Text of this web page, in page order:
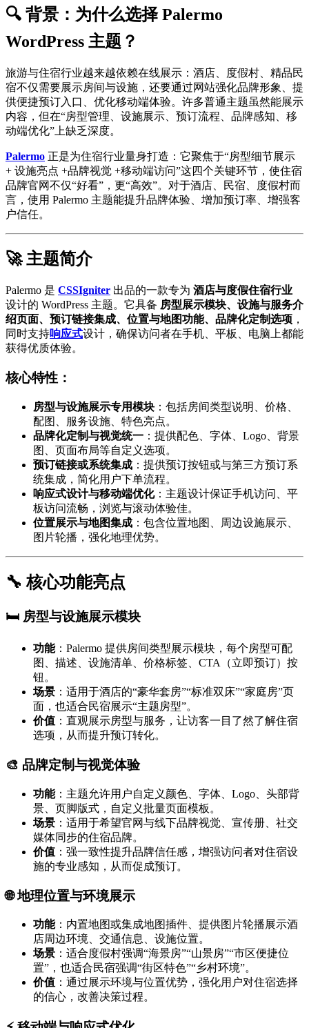
🔍 背景：为什么选择 Palermo
WordPress 主题？
旅游与住宿行业越来越依赖在线展示：酒店、度假村、精品民
宿不仅需要展示房间与设施，还要通过网站强化品牌形象、提
供便捷预订入口、优化移动端体验。许多普通主题虽然能展示
内容，但在“房型管理、设施展示、预订流程、品牌感知、移
动端优化”上缺乏深度。
Palermo 正是为住宿行业量身打造：它聚焦于“房型细节展示
+ 设施亮点 +品牌视觉 +移动端访问”这四个关键环节，使住宿
品牌官网不仅“好看”，更“高效”。对于酒店、民宿、度假村而
言，使用 Palermo 主题能提升品牌体验、增加预订率、增强客
户信任。
🚀 主题简介
Palermo 是 CSSIgniter 出品的一款专为 酒店与度假住宿行业
设计的 WordPress 主题。它具备 房型展示模块、设施与服务介
绍页面、预订链接集成、位置与地图功能、品牌化定制选项 ，
同时支持响应式设计，确保访问者在手机、平板、电脑上都能
获得优质体验。
核心特性：
房型与设施展示专用模块 ：包括房间类型说明、价格、
配图、服务设施、特色亮点。
品牌化定制与视觉统一 ：提供配色、字体、Logo、背景
图、页面布局等自定义选项。
预订链接或系统集成 ：提供预订按钮或与第三方预订系
统集成，简化用户下单流程。
响应式设计与移动端优化：主题设计保证手机访问、平
板访问流畅，浏览与滚动体验佳。
位置展示与地图集成 ：包含位置地图、周边设施展示、
图片轮播，强化地理优势。
🔧 核心功能亮点
🛏 房型与设施展示模块
功能：Palermo 提供房间类型展示模块，每个房型可配
图、描述、设施清单、价格标签、CTA（立即预订）按
钮。
场景 ：适用于酒店的“豪华套房”“标准双床”“家庭房”页
面，也适合民宿展示“主题房型”。
价值 ：直观展示房型与服务，让访客一目了然了解住宿
选项，从而提升预订转化。
🎨 品牌定制与视觉体验
功能：主题允许用户自定义颜色、字体、Logo、头部背
景、页脚版式，自定义批量页面模板。
场景 ：适用于希望官网与线下品牌视觉、宣传册、社交
媒体同步的住宿品牌。
价值 ：强一致性提升品牌信任感，增强访问者对住宿设
施的专业感知，从而促成预订。
🌐 地理位置与环境展示
功能：内置地图或集成地图插件、提供图片轮播展示酒
店周边环境、交通信息、设施位置。
场景 ：适合度假村强调“海景房”“山景房”“市区便捷位
置”，也适合民宿强调“街区特色”“乡村环境”。
价值 ：通过展示环境与位置优势，强化用户对住宿选择
的信心，改善决策过程。